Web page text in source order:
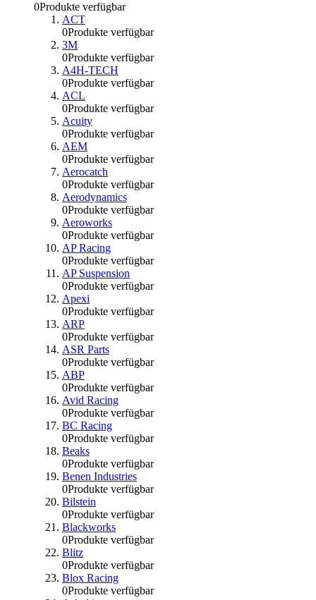
0Produkte verfügbar
ACT
0Produkte verfügbar
3M
0Produkte verfügbar
A4H-TECH
0Produkte verfügbar
ACL
0Produkte verfügbar
Acuity
0Produkte verfügbar
AEM
0Produkte verfügbar
Aerocatch
0Produkte verfügbar
Aerodynamics
0Produkte verfügbar
Aeroworks
0Produkte verfügbar
AP Racing
0Produkte verfügbar
AP Suspension
0Produkte verfügbar
Apexi
0Produkte verfügbar
ARP
0Produkte verfügbar
ASR Parts
0Produkte verfügbar
ABP
0Produkte verfügbar
Avid Racing
0Produkte verfügbar
BC Racing
0Produkte verfügbar
Beaks
0Produkte verfügbar
Benen Industries
0Produkte verfügbar
Bilstein
0Produkte verfügbar
Blackworks
0Produkte verfügbar
Blitz
0Produkte verfügbar
Blox Racing
0Produkte verfügbar